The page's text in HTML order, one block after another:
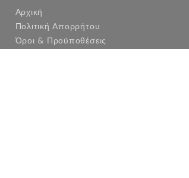
Αρχική
Πολιτική Απορρήτου
Όροι & Προϋποθέσεις